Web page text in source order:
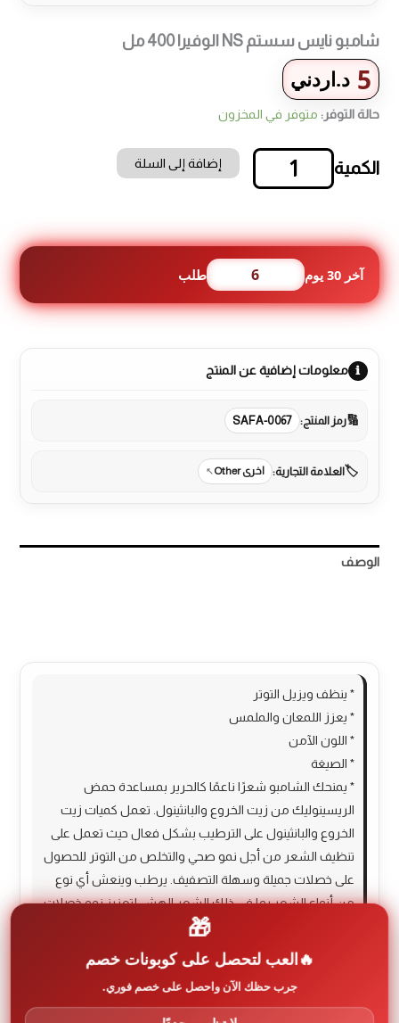
شامبو نايس سستم NS الوفيرا 400 مل
5 د.اردني
حالة التوفر: متوفر في المخزون
كمية
NS
الوفيرا
400
مل
إضافة إلى السلة
آخر 30 يوم 6 طلب
معلومات إضافية عن المنتج
رمز المنتج: SAFA-0067
العلامة التجارية: اخرى Other
الوصف
* ينظف ويزيل التوتر
* يعزز اللمعان والملمس
* اللون الآمن
* الصيغة
* يمنحك الشامبو شعرًا ناعمًا كالحرير بمساعدة حمض
الريسينوليك من زيت الخروع والبانثينول. تعمل كميات زيت
الخروع والبانثينول على الترطيب بشكل فعال حيث تعمل على
تنظيف الشعر من أجل نمو صحي والتخلص من التوتر للحصول
على خصلات جميلة وسهلة التصفيف. يرطب وينعش أي نوع
من أنواع الشعر بما في ذلك الشعر الهش لتعزيز نمو خصلات
الشعر الأكثر مرونة. مع الاستخدام المستمر، ستحصلين على
شعر صحي وقوي يمكنه تحمل تحديات الشعر اليومية.
* كيف يعمل الشامبو الخاص بنا؟
* يحتوي شامبو زيت الأعشاب وزيت الخروع على مكونات
وفيرة مغذية للشعر تساعد على جعل الشعر نظيفًا وأكثر
🎁
العب لتحصل على كوبونات خصم
جرب حظك الآن واحصل على خصم فوري.